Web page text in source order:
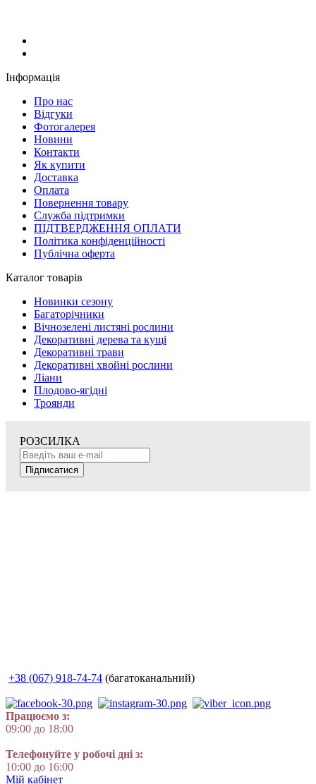
Інформація
Про нас
Відгуки
Фотогалерея
Новини
Контакти
Як купити
Доставка
Оплата
Повернення товару
Служба підтримки
ПІДТВЕРДЖЕННЯ ОПЛАТИ
Політика конфіденційності
Публічна оферта
Каталог товарів
Новинки сезону
Багаторічники
Вічнозелені листяні рослини
Декоративні дерева та кущі
Декоративні трави
Декоративні хвойні рослини
Ліани
Плодово-ягідні
Троянди
РОЗСИЛКА
Підписатися
+38 (067) 918-74-74 (багатоканальний)
Працюємо з:
09:00 до 18:00
Телефонуйте у робочі дні з:
10:00 до 16:00
Мій кабінет